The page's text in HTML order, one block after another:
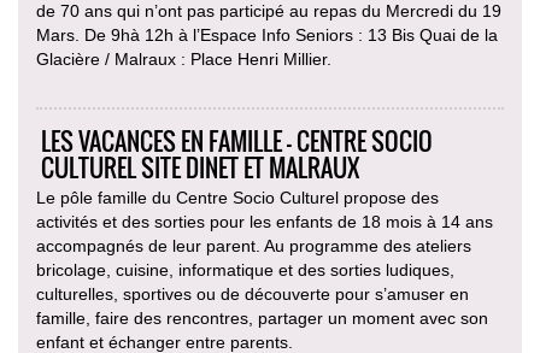
de 70 ans qui n’ont pas participé au repas du Mercredi du 19
Mars. De 9hà 12h à l’Espace Info Seniors : 13 Bis Quai de la
Glacière / Malraux : Place Henri Millier.
LES VACANCES EN FAMILLE - CENTRE SOCIO
CULTUREL SITE DINET ET MALRAUX
Le pôle famille du Centre Socio Culturel propose des
activités et des sorties pour les enfants de 18 mois à 14 ans
accompagnés de leur parent. Au programme des ateliers
bricolage, cuisine, informatique et des sorties ludiques,
culturelles, sportives ou de découverte pour s’amuser en
famille, faire des rencontres, partager un moment avec son
enfant et échanger entre parents.